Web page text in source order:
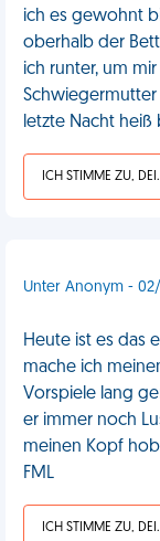
ich es gewohnt
oberhalb der
ich runter, um
Schwiegermutter
letzte Nacht heiß
ICH
Unter Anonym -
Heute ist es das
mache ich
Vorspiele lang
er immer noch
meinen Kopf
FML
ICH